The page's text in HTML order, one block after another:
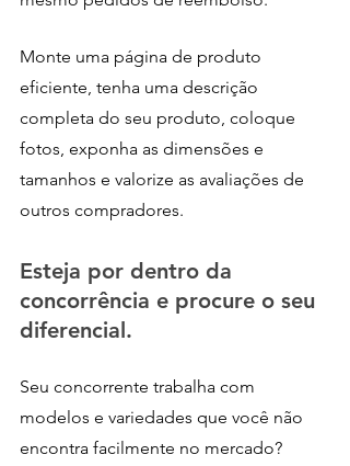
Monte uma página de produto
eficiente, tenha uma descrição
completa do seu produto, coloque
fotos, exponha as dimensões e
tamanhos e valorize as avaliações de
outros compradores.
Esteja por dentro da
concorrência e procure o seu
diferencial.
Seu concorrente trabalha com
modelos e variedades que você não
encontra facilmente no mercado?